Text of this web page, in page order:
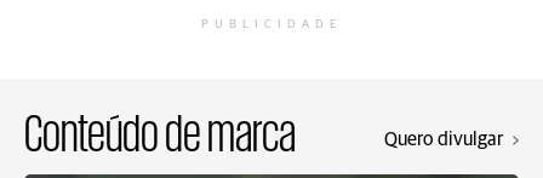
PUBLICIDADE
Conteúdo de marca Quero divulgar